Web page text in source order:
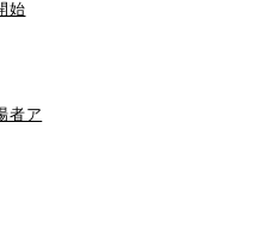
始
者ア